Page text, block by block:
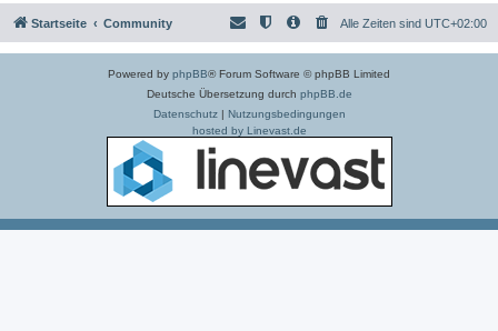
Startseite Community Alle Zeiten sind UTC+02:00
Powered by phpBB® Forum Software © phpBB Limited
Deutsche Übersetzung durch phpBB.de
Datenschutz| Nutzungsbedingungen
hosted by Linevast.de